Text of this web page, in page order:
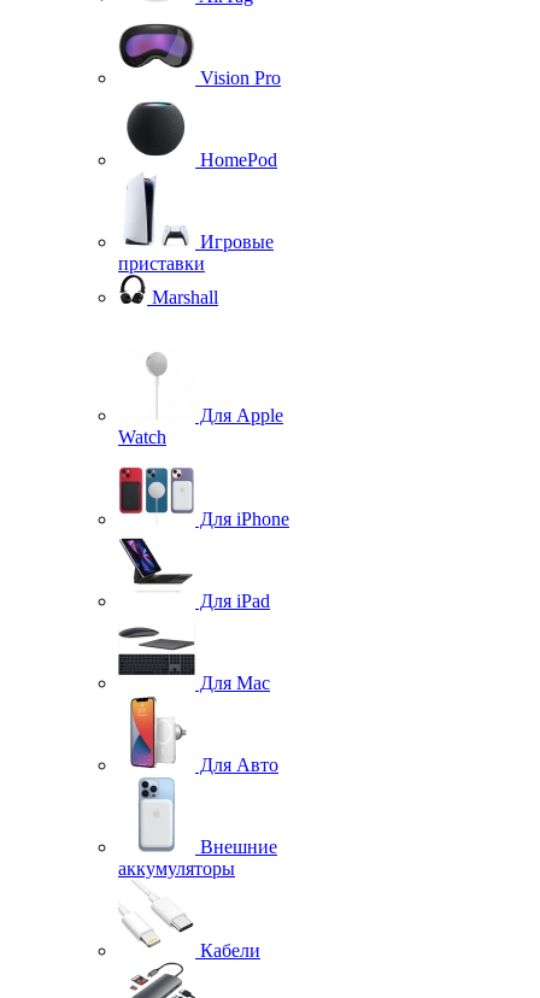
Vision Pro
HomePod
Игровые
приставки
Marshall
Для Apple
Watch
Для iPhone
Для iPad
Для Mac
Для Авто
Внешние
аккумуляторы
Кабели